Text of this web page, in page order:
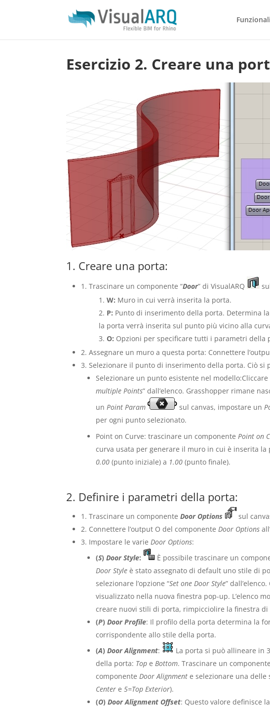
Esercizio 2. Creare una
1. Creare una porta:
1. Trascinare un componente “Door” di VisualARQ
W: Muro in cui verrà inserita la porta.
P: Punto di inserimento della porta. Determina
la porta verrà inserita sul punto più vicino alla
O: Opzioni per specificare tutti i parametri della
2. Assegnare un muro a questa porta: Connettere
3. Selezionare il punto di inserimento della porta. Ciò si
Selezionare un punto esistente nel
multiple Points” dall’elenco. Grasshopper rimane
unPoint Param sul canvas, impostare un
per ogni punto selezionato.
Point on Curve: trascinare un componentePoint on
curva usata per generare il muro in cui è inserita
0.00 (punto iniziale) a 1.00 (punto finale).
2. Definire i parametri della porta:
1. Trascinare un componenteDoor Options
sul
2. Connettere l’output O del componenteDoor Options
3. Impostare le varieDoor Options:
(S)Door Style: È possibile trascinare un
Door Style è stato assegnato di default uno stile di
selezionare l’opzione “Set one Door Style”
visualizzato nella nuova finestra pop-up. L’elenco
creare nuovi stili di porta, rimpicciolire la finestra di
(P)Door Profile: Il profilo della porta determina la
corrispondente allo stile della porta.
(A)Door Alignment: La porta si può allineare in
della porta: Top eBottom. Trascinare un
componenteDoor Alignment e selezionare una delle
Center e5=Top Exterior).
(O)Door Alignment Offset: Questo valore definisce